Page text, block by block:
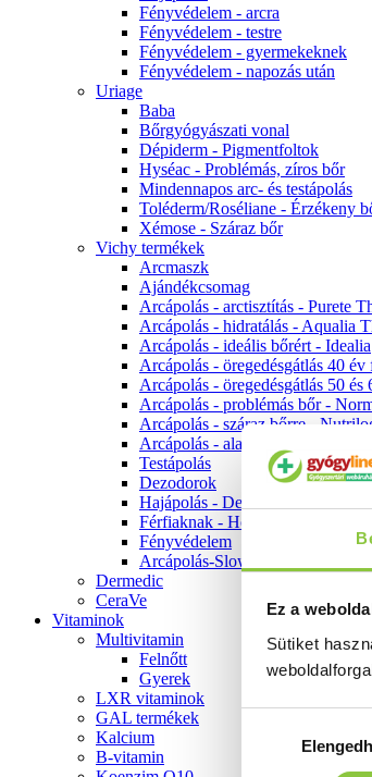
Ez a
Sütiket
kiválasztása
Fényvédelem - arcra
Fényvédelem - testre
Fényvédelem - gyermekeknek
Fényvédelem - napozás után
Uriage
Baba
Bőrgyógyászati vonal
Dépiderm - Pigmentfoltok
Hyséac - Problémás, zíros bőr
Mindennapos arc- és testápolás
Toléderm/Roséliane - Érzékeny
Xémose - Száraz bőr
Vichy termékek
Arcmaszk
Ajándékcsomag
Arcápolás - arctisztítás - Purete
Arcápolás - hidratálás - Aqualia
Arcápolás - ideális bőrért - Idealia
Arcápolás - öregedésgátlás 40
Arcápolás - öregedésgátlás 50
Arcápolás - problémás bőr -
Arcápolás - száraz bőrre -
Arcápolás - alapozók
Testápolás
Dezodorok
Hajápolás - Dercos
Férfiaknak - Homme
Fényvédelem
Arcápolás-Slow Age
Dermedic
CeraVe
Vitaminok
Multivitamin
Felnőtt
Gyerek
LXR vitaminok
GAL termékek
Kalcium
B-vitamin